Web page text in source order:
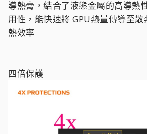
導熱膏，結合了液態金屬的高導熱
用性，能快速將 GPU熱量傳導至
熱效率
四倍保護